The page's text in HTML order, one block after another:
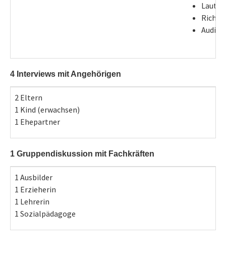
4 Interviews mit Angehörigen
2 Eltern
1 Kind (erwachsen)
1 Ehepartner
1 Gruppendiskussion mit Fachkräften
1 Ausbilder
1 Erzieherin
1 Lehrerin
1 Sozialpädagoge